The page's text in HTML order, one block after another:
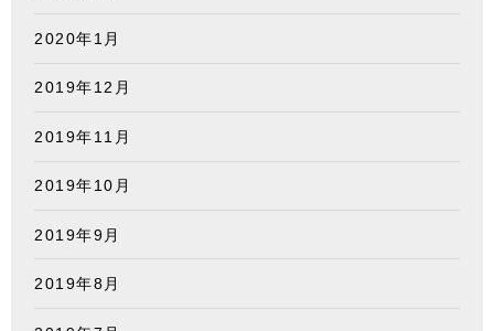
2020年1月
2019年12月
2019年11月
2019年10月
2019年9月
2019年8月